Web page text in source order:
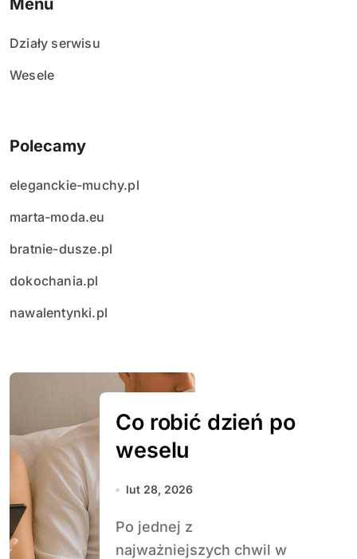
Menu
Działy serwisu
Wesele
Polecamy
eleganckie-muchy.pl
marta-moda.eu
bratnie-dusze.pl
dokochania.pl
nawalentynki.pl
Co robić dzień po
weselu
lut 28, 2026
Po jednej z
najważniejszych chwil w